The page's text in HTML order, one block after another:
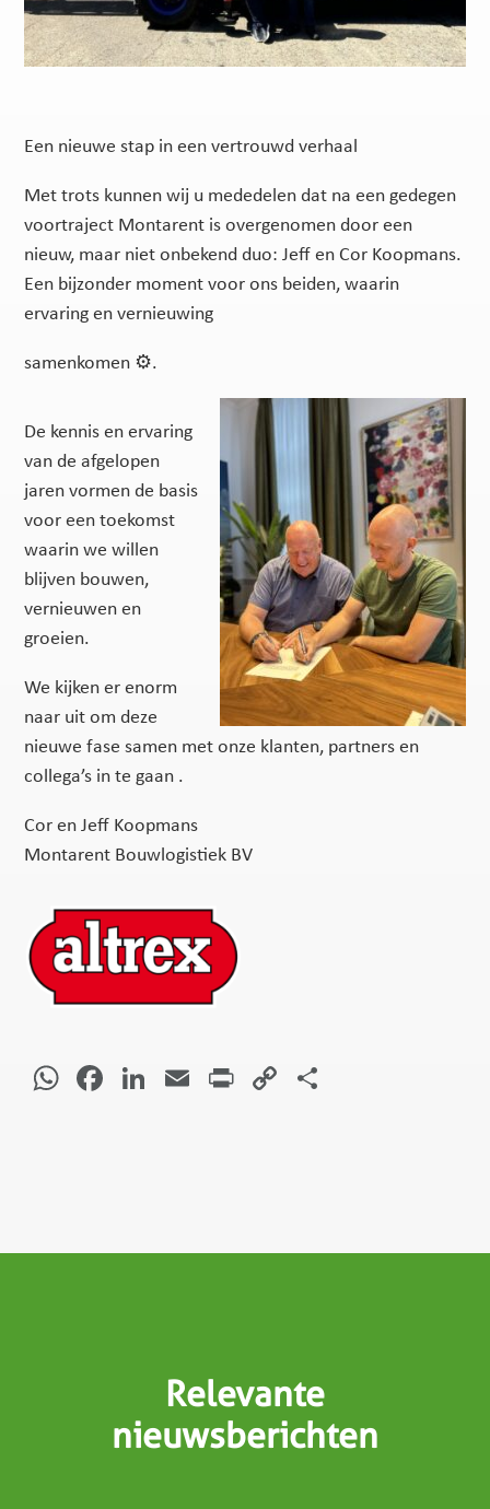
Een nieuwe stap in een vertrouwd verhaal
Met trots kunnen wij u mededelen dat na een gedegen
voortraject Montarent is overgenomen door een
nieuw, maar niet onbekend duo: Jeff en Cor Koopmans.
Een bijzonder moment voor ons beiden, waarin
ervaring en vernieuwing
samenkomen ⚙️.
De kennis en ervaring
van de afgelopen
jaren vormen de basis
voor een toekomst
waarin we willen
blijven bouwen,
vernieuwen en
groeien.
We kijken er enorm
naar uit om deze
nieuwe fase samen met onze klanten, partners en
collega’s in te gaan .
Cor en Jeff Koopmans
Montarent Bouwlogistiek BV
WhatsApp
Facebook
LinkedIn
EmailPrintCopy
Relevante
nieuwsberichten